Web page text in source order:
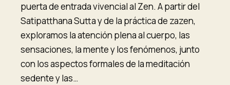
puerta de entrada vivencial al Zen. A partir del
Satipatthana Sutta y de la práctica de zazen,
exploramos la atención plena al cuerpo, las
sensaciones, la mente y los fenómenos, junto
con los aspectos formales de la meditación
sedente y las…